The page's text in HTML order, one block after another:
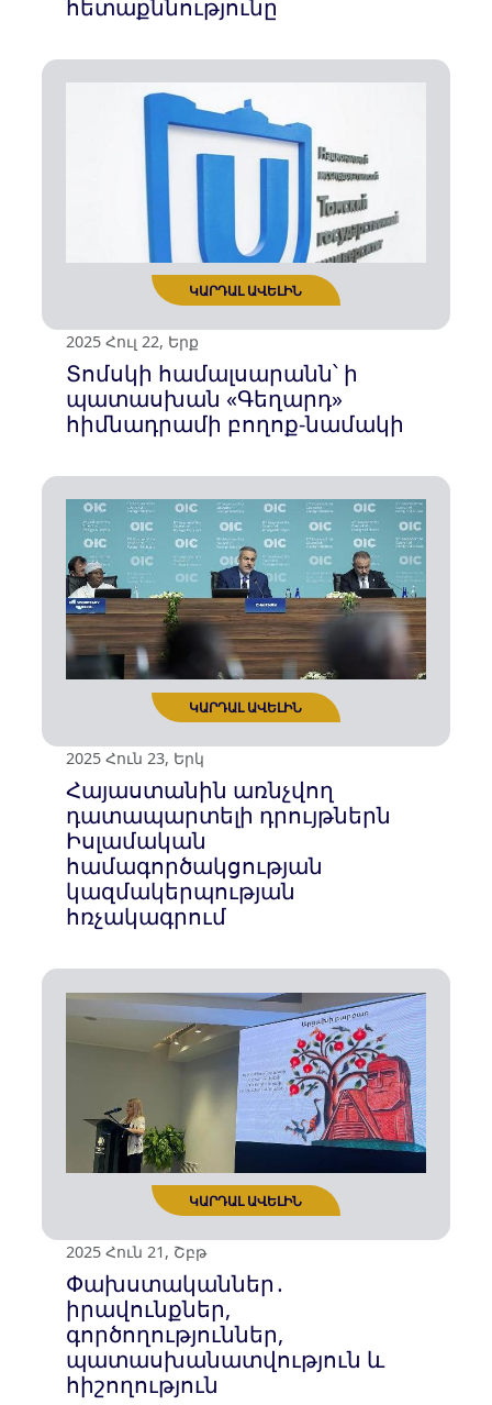
ԿԱՐԴԱԼ ԱՎԵԼԻՆ
2025 Օգս 11, Երկ
Հակահայկական
հրապարակումներ ռուսական
գիտական «Современная
научная мысль» ամսագրում.
«Գեղարդ» հիմնադրամի
հետաքննությունը
ԿԱՐԴԱԼ ԱՎԵԼԻՆ
2025 Հուլ 22, Երք
Տոմսկի համալսարանն՝ ի
պատասխան «Գեղարդ»
հիմնադրամի բողոք-նամակի
2025 Հուն 23, Երկ
Հայաստանին առնչվող
դատապարտելի դրույթներն
Իսլամական
համագործակցության
կազմակերպության
հռչակագրում